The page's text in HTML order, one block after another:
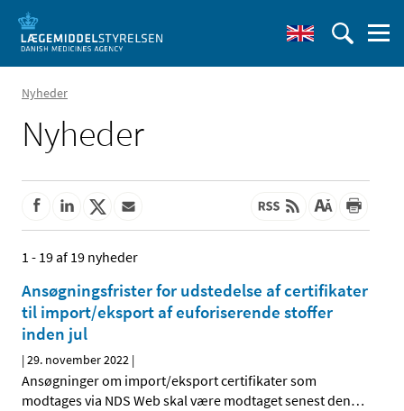
Nyheder
Nyheder
1 - 19 af 19 nyheder
Ansøgningsfrister for udstedelse af certifikater
til import/eksport af euforiserende stoffer
inden jul
|29. november 2022 |
Ansøgninger om import/eksport certifikater som
modtages via NDS Web skal være modtaget senest den…